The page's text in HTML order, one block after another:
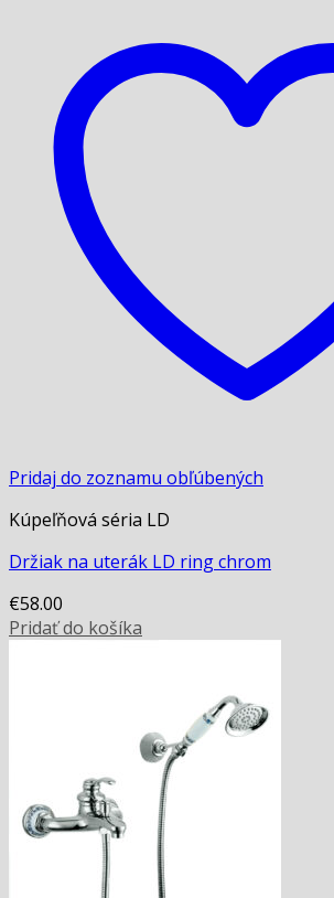
Pridaj do zoznamu obľúbených
Kúpeľňová séria LD
Držiak na uterák LD ring chrom
€58.00
Pridať do košíka